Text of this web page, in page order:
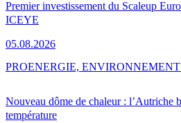
Premier investissement du Scaleup
ICEYE
05.08.2026
Nouveau dôme de chaleur : l’Autriche
température
PROENERGIE,